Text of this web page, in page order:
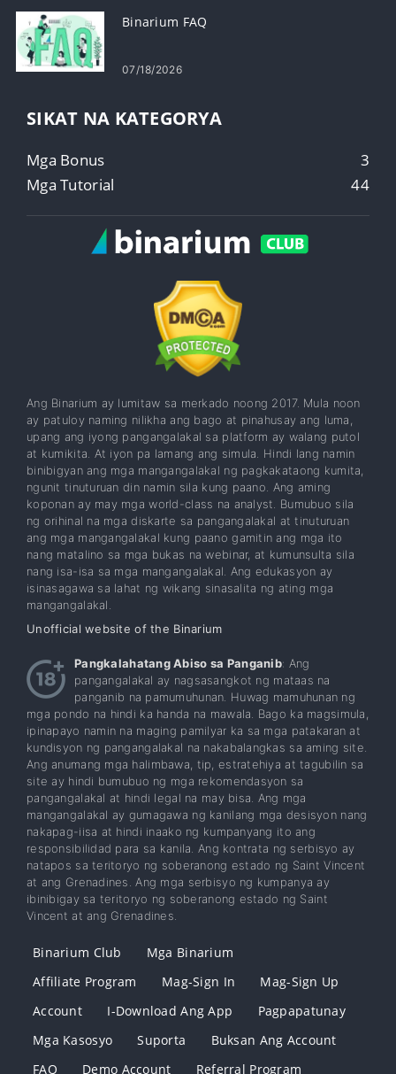
Binarium FAQ
07/18/2026
SIKAT NA KATEGORYA
Mga Bonus
3
Mga Tutorial
44
Ang Binarium ay lumitaw sa merkado noong 2017. Mula noon
ay patuloy naming nilikha ang bago at pinahusay ang luma,
upang ang iyong pangangalakal sa platform ay walang putol
at kumikita. At iyon pa lamang ang simula. Hindi lang namin
binibigyan ang mga mangangalakal ng pagkakataong kumita,
ngunit tinuturuan din namin sila kung paano. Ang aming
koponan ay may mga world-class na analyst. Bumubuo sila
ng orihinal na mga diskarte sa pangangalakal at tinuturuan
ang mga mangangalakal kung paano gamitin ang mga ito
nang matalino sa mga bukas na webinar, at kumunsulta sila
nang isa-isa sa mga mangangalakal. Ang edukasyon ay
isinasagawa sa lahat ng wikang sinasalita ng ating mga
mangangalakal.
Unofficial website of the Binarium
Pangkalahatang Abiso sa Panganib: Ang
pangangalakal ay nagsasangkot ng mataas na
panganib na pamumuhunan. Huwag mamuhunan ng
mga pondo na hindi ka handa na mawala. Bago ka magsimula,
ipinapayo namin na maging pamilyar ka sa mga patakaran at
kundisyon ng pangangalakal na nakabalangkas sa aming site.
Ang anumang mga halimbawa, tip, estratehiya at tagubilin sa
site ay hindi bumubuo ng mga rekomendasyon sa
pangangalakal at hindi legal na may bisa. Ang mga
mangangalakal ay gumagawa ng kanilang mga desisyon nang
nakapag-iisa at hindi inaako ng kumpanyang ito ang
responsibilidad para sa kanila. Ang kontrata ng serbisyo ay
natapos sa teritoryo ng soberanong estado ng Saint Vincent
at ang Grenadines. Ang mga serbisyo ng kumpanya ay
ibinibigay sa teritoryo ng soberanong estado ng Saint
Vincent at ang Grenadines.
Binarium Club
Mga Binarium
Affiliate Program
Mag-Sign In
Mag-Sign Up
Account
I-Download Ang App
Pagpapatunay
Mga Kasosyo
Suporta
Buksan Ang Account
FAQ
Demo Account Referral Program